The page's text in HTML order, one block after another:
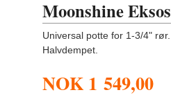
Moonshine
Universal potte for 1-3/4"
Halvdempet.
NOK 1 549,00